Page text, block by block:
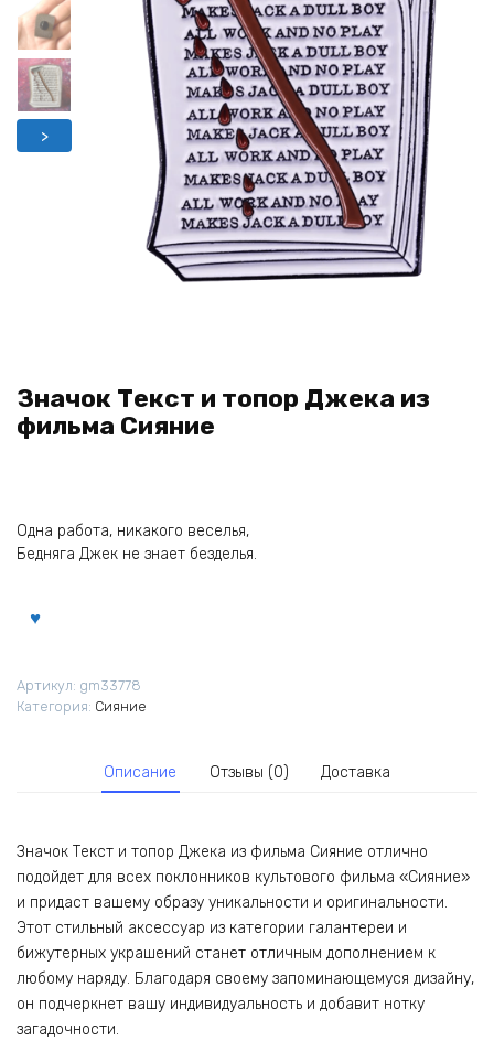
>
Значок Текст и топор Джека из
фильма Сияние
Одна работа, никакого веселья,
Бедняга Джек не знает безделья.
Артикул: gm33778
Категория: Сияние
Описание Отзывы (0) Доставка
Значок Текст и топор Джека из фильма Сияние отлично
подойдет для всех поклонников культового фильма «Сияние»
и придаст вашему образу уникальности и оригинальности.
Этот стильный аксессуар из категории галантереи и
бижутерных украшений станет отличным дополнением к
любому наряду. Благодаря своему запоминающемуся дизайну,
он подчеркнет вашу индивидуальность и добавит нотку
загадочности.